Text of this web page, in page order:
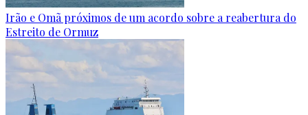
Irão e Omã próximos de um acordo sobre a reabertura do
Estreito de Ormuz